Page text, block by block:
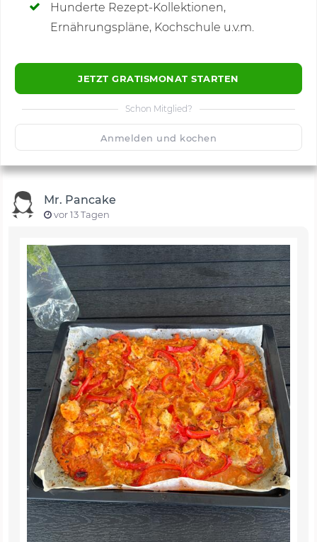
Hunderte Rezept-Kollektionen,
Ernährungspläne, Kochschule u.v.m.
JETZT GRATISMONAT STARTEN
Schon Mitglied?
Anmelden und kochen
Kommentare(15)
🙂 Speichern
Mr. Pancake
vor 13 Tagen